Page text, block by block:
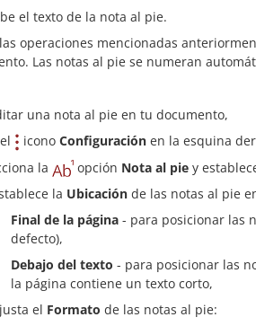
el texto de la nota al pie.
operaciones mencionadas
Las notas al pie se numeran
una nota al pie en tu documento,
icono Configuración en la esquina
la
opción Nota al pie y
la Ubicación de las notas al pie
Final de la página - para posicionar las
defecto),
Debajo del texto - para posicionar las
la página contiene un texto corto,
el Formato de las notas al pie: